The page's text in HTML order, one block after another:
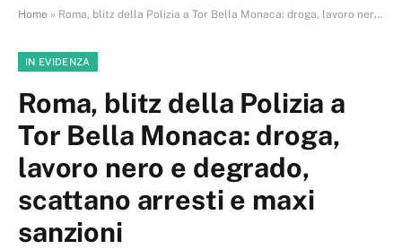
Home » Roma, blitz della Polizia a Tor Bella Monaca: droga, lavoro nero e degrado, scattano arresti e maxi sanzioni
IN EVIDENZA
Roma, blitz della Polizia a
Tor Bella Monaca: droga,
lavoro nero e degrado,
scattano arresti e maxi
sanzioni